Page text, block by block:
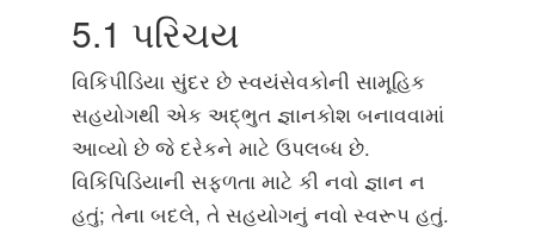
5.1 પરિચય
વિકિપીડિયા સુંદર છે સ્વયંસેવકોની સામૂહિક
સહયોગથી એક અદ્ભુત જ્ઞાનકોશ બનાવવામાં
આવ્યો છે જે દરેકને માટે ઉપલબ્ધ છે.
વિકિપિડિયાની સફળતા માટે કી નવો જ્ઞાન ન
હતું; તેના બદલે, તે સહયોગનું નવો સ્વરૂપ હતું.